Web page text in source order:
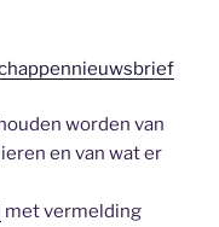
worden van
en van wat er
met vermelding